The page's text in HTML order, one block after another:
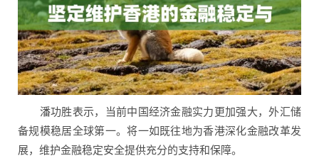
潘功胜表示，当前中国经济金融实力更加强大，外汇储
备规模稳居全球第一。将一如既往地为香港深化金融改革发
展，维护金融稳定安全提供充分的支持和保障。